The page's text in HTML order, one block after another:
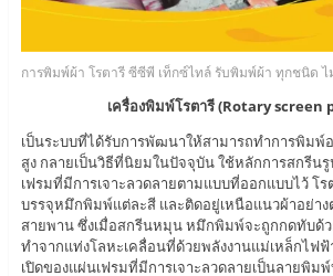
การพิมพ์ผ้า โรตารี ซีซีพี เท็กซ์ไทล์ รับพิมพ์ผ้า ทุกชนิด ไ
เครื่องพิมพ์โรตารี (Rotary screen
เป็นระบบที่ได้รับการพัฒนาให้สามารถทำการพิมพ์
สูง กลายเป็นวิธีที่นิยมในปัจจุบัน ใช้หลักการสกรีน
เฟรมที่มีการเจาะลวดลายตามแบบที่ออกแบบไว้ โ
บรรจุหมึกพิมพ์แต่ละสี และติดอยู่เหนือแนวผ้าอย่าง
สายพาน ซึ่งเมื่อสกรีนหมุน หมึกพิมพ์จะถูกกดทับด้ว
ทำจากแท่งโลหะเคลื่อนที่ด้วยพลังงานแม่เหล็กไฟ
เปิดของแผ่นเฟรมที่มีการเจาะลวดลายเป็นลายพิม